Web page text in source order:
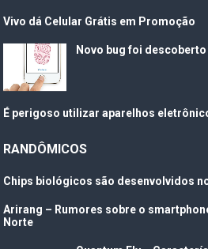
Vivo dá Celular Grátis em Promoção
Novo bug foi
É perigoso utilizar aparelhos
RANDÔMICOS
Chips biológicos são desenvolvidos
Arirang – Rumores sobre o
Norte